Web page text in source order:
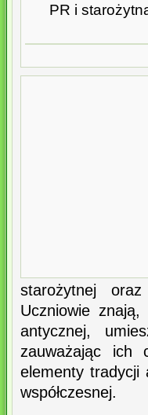
PR i
starożytnej
Uczniowie
antycznej,
zauważając ich
elementy tradycji
współczesnej.